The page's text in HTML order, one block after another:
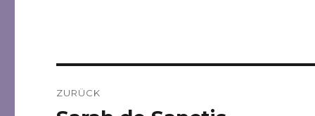
ZURÜCK